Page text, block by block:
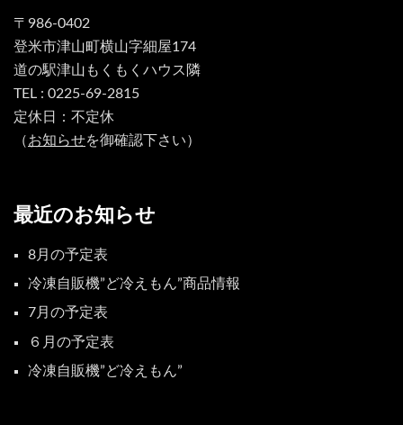
〒986-0402
登米市津山町横山字細屋174
道の駅津山もくもくハウス隣
TEL : 0225-69-2815
定休日：不定休
（お知らせを御確認下さい）
最近のお知らせ
8月の予定表
冷凍自販機”ど冷えもん”商品情報
7月の予定表
６月の予定表
冷凍自販機”ど冷えもん”